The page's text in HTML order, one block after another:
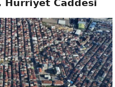
Hürriyet Caddesi